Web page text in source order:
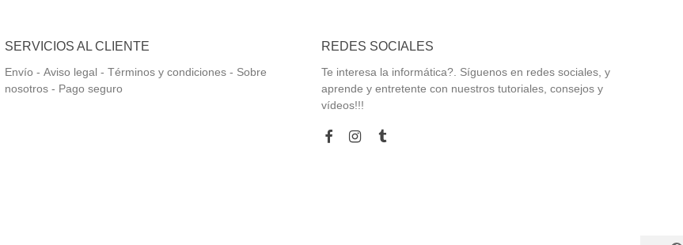
SERVICIOS AL CLIENTE
Envío - Aviso legal - Términos y condiciones - Sobre
nosotros - Pago seguro
REDES SOCIALES
Te interesa la informática?. Síguenos en redes sociales, y
aprende y entretente con nuestros tutoriales, consejos y
vídeos!!!